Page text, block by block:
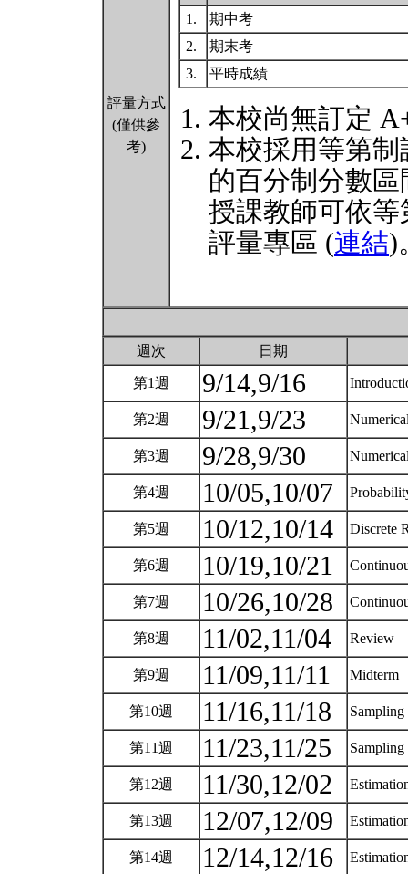
評量方式
(僅供參
考)
1.
期中考
2.
期末考
3.
平時成績
本校尚無訂定
本校採用等第
的百分制分數
授課教師可依
評量專區 (連結)
週次 日期
第1週 9/14,9/16
第2週 9/21,9/23
第3週 9/28,9/30
第4週 10/05,10/07
第5週 10/12,10/14 Discrete
第6週 10/19,10/21
第7週 10/26,10/28
第8週 11/02,11/04 Review
第9週 11/09,11/11 Midterm
第10週 11/16,11/18
第11週 11/23,11/25
第12週 11/30,12/02
第13週 12/07,12/09
第14週 12/14,12/16